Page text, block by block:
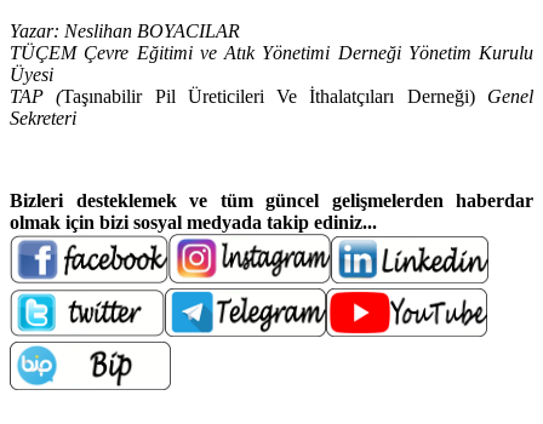
Yazar: Neslihan BOYACILAR
TÜÇEM Çevre Eğitimi ve Atık Yönetimi Derneği Yönetim Kurulu
Üyesi
TAP (Taşınabilir Pil Üreticileri Ve İthalatçıları Derneği) Genel
Sekreteri
Bizleri desteklemek ve tüm güncel gelişmelerden haberdar
olmak için bizi sosyal medyada takip ediniz...